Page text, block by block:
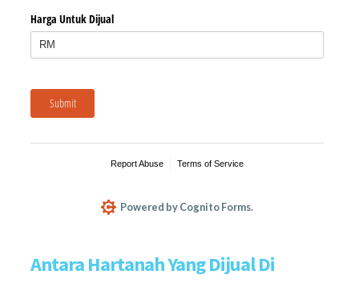
Antara Hartanah Yang Dijual Di